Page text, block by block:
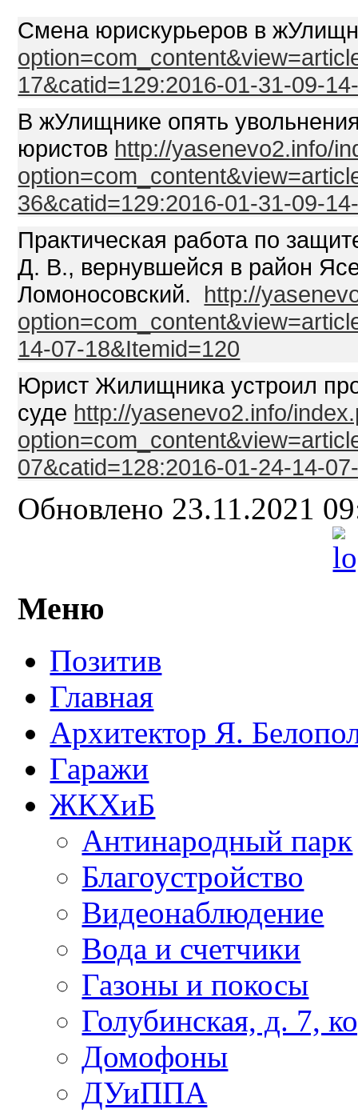
Смена юрискурьеров в
17&catid=129:2016-01-31-09-
В жУлищнике опять
юристов http://yasenevo2.info/
36&catid=129:2016-01-31-09-
Практическая работа по
Д. В., вернувшейся в район
Ломоносовский. http://
14-07-18&Itemid=120
Юрист Жилищника устроил
суде http://yasenevo2.info/
07&catid=128:2016-01-24-14-
Обновлено 23.11.2021
Меню
Позитив
Главная
Архитектор Я.
Гаражи
ЖКХиБ
Антинародный парк
Благоустройство
Видеонаблюдение
Вода и счетчики
Газоны и покосы
Голубинская, д. 7,
Домофоны
ДУиППА